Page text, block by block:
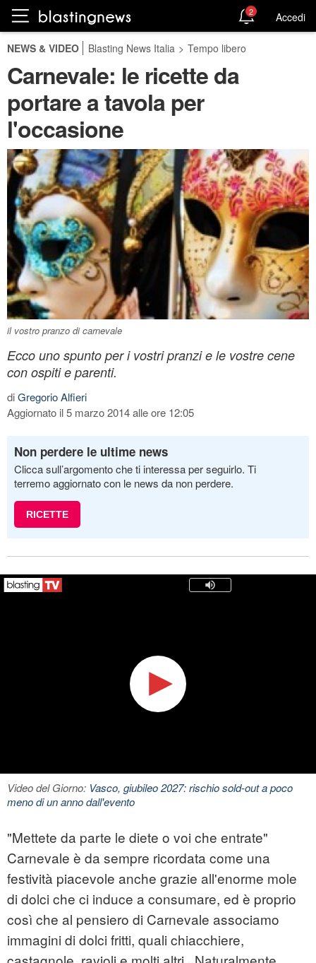
2 Accedi
NEWS & VIDEO Blasting News Italia > Tempo libero
Carnevale: le ricette da
portare a tavola per
l'occasione
il vostro pranzo di carnevale
Ecco uno spunto per i vostri pranzi e le vostre cene
con ospiti e parenti.
diGregorio Alfieri
Aggiornato il 5 marzo 2014 alle ore 12:05
Non perdere le ultime news
Clicca sull’argomento che ti interessa per seguirlo. Ti
terremo aggiornato con le news da non perdere.
RICETTE
Video del Giorno: Vasco, giubileo 2027: rischio sold-out a poco
meno di un anno dall'evento
"Mettete da parte le diete o voi che entrate"
Carnevale è da sempre ricordata come una
festività piacevole anche grazie all'enorme mole
di dolci che ci induce a consumare, ed è proprio
così che al pensiero di Carnevale associamo
immagini di dolci fritti, quali chiacchiere,